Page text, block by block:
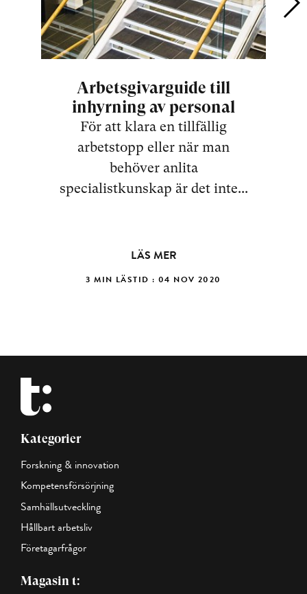
Arbetsgivar­guide till
inhyrning av personal
För att klara en tillfällig
arbetstopp eller när man
behöver anlita
specialistkunskap är det inte...
LÄS MER
3 MIN LÄSTID : 04 NOV 2020
Kategorier
Forskning & innovation
Kompetensförsörjning
Samhällsutveckling
Hållbart arbetsliv
Företagarfrågor
Magasin t: